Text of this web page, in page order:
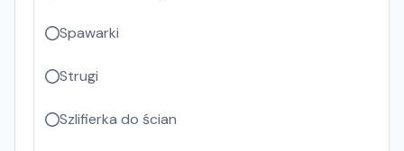
Spawarki
Strugi
Szlifierka do ścian